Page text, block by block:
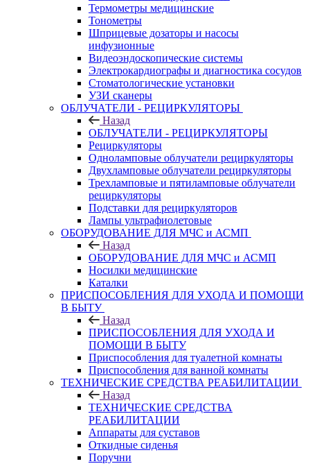
Термометры медицинские
Тонометры
Шприцевые дозаторы и насосы
инфузионные
Видеоэндоскопические системы
Электрокардиографы и диагностика сосудов
Стоматологические установки
УЗИ сканеры
ОБЛУЧАТЕЛИ - РЕЦИРКУЛЯТОРЫ
Назад
ОБЛУЧАТЕЛИ - РЕЦИРКУЛЯТОРЫ
Рециркуляторы
Одноламповые облучатели рециркуляторы
Двухламповые облучатели рециркуляторы
Трехламповые и пятиламповые облучатели
рециркуляторы
Подставки для рециркуляторов
Лампы ультрафиолетовые
ОБОРУДОВАНИЕ ДЛЯ МЧС и АСМП
Назад
ОБОРУДОВАНИЕ ДЛЯ МЧС и АСМП
Носилки медицинские
Каталки
ПРИСПОСОБЛЕНИЯ ДЛЯ УХОДА И ПОМОЩИ
В БЫТУ
Назад
ПРИСПОСОБЛЕНИЯ ДЛЯ УХОДА И
ПОМОЩИ В БЫТУ
Приспособления для туалетной комнаты
Приспособления для ванной комнаты
ТЕХНИЧЕСКИЕ СРЕДСТВА РЕАБИЛИТАЦИИ
Назад
ТЕХНИЧЕСКИЕ СРЕДСТВА
РЕАБИЛИТАЦИИ
Аппараты для суставов
Откидные сиденья
Поручни